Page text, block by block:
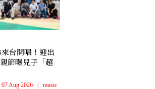
台開唱！迎出
節曝兒子「超
07 Aug 2026 | music